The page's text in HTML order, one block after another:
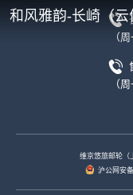
和风雅韵-长崎（
（
（
维京悠旅邮轮（
沪公网安